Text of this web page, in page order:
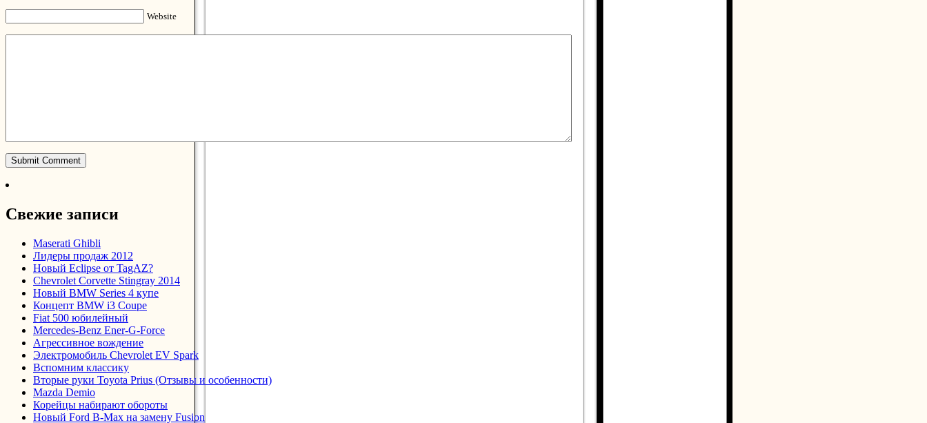
Website
Свежие записи
Maserati Ghibli
Лидеры продаж 2012
Новый Eclipse от TagAZ?
Chevrolet Corvette Stingray 2014
Новый BMW Series 4 купе
Концепт BMW i3 Coupe
Fiat 500 юбилейный
Mercedes-Benz Ener-G-Force
Агрессивное вождение
Электромобиль Chevrolet EV Spark
Вспомним классику
Вторые руки Toyota Prius (Отзывы и особенности)
Mazda Demio
Корейцы набирают обороты
Новый Ford B-Max на замену Fusion